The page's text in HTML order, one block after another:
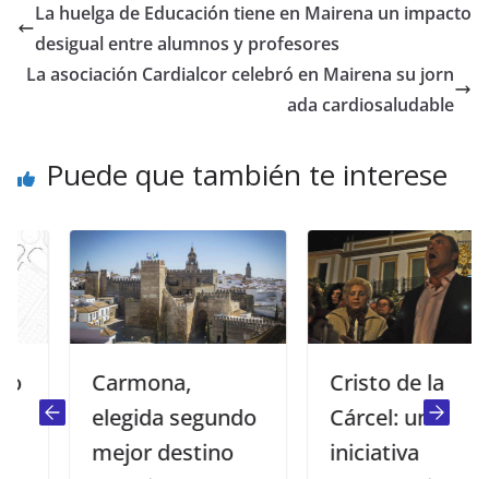
La huelga de Educación tiene en Mairena un impacto
desigual entre alumnos y profesores
La asociación Cardialcor celebró en Mairena su jorn
ada cardiosaludable
Puede que también te interese
Carmona,
elegida segundo
mejor destino
Cristo de la
Cárcel: una
iniciativa